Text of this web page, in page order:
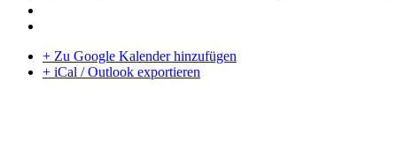
+ Zu Google Kalender hinzufügen
+ iCal / Outlook exportieren